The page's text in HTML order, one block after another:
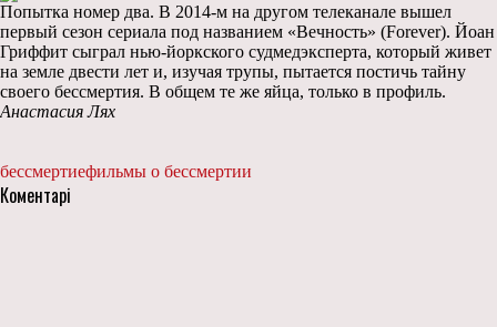
Попытка номер два. В 2014-м на другом телеканале вышел
первый сезон сериала под названием «Вечность» (Forever). Йоан
Гриффит сыграл нью-йоркского судмедэксперта, который живет
на земле двести лет и, изучая трупы, пытается постичь тайну
своего бессмертия. В общем те же яйца, только в профиль.
Анастасия Лях
бессмертиефильмы о бессмертии
Коментарі